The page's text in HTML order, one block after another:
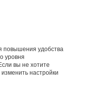
повышения удобства
уровня
вы не хотите
настройки